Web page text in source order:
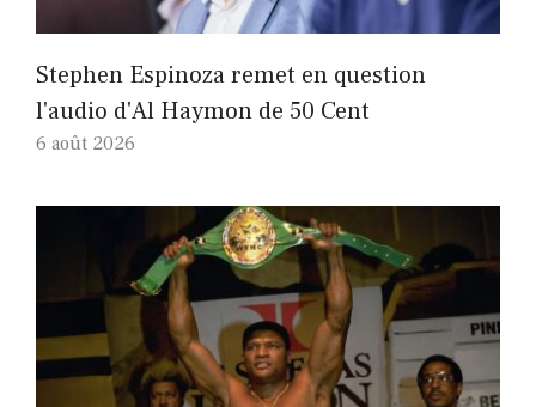
Stephen Espinoza remet en question
l'audio d'Al Haymon de 50 Cent
6 août 2026